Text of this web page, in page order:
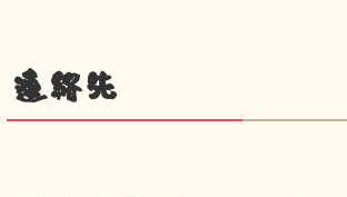
連絡先